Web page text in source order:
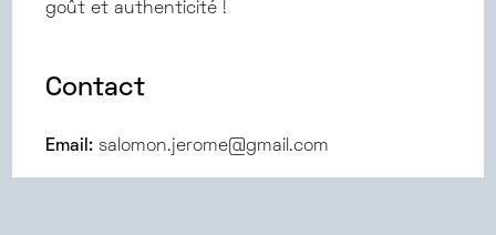
goût et authenticité !
Contact
Email: salomon.jerome@gmail.com